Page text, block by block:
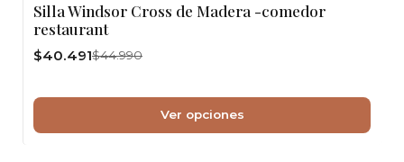
Silla Windsor Cross de Madera -comedor
restaurant
$40.491$44.990
Ver opciones